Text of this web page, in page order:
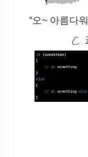
“오~ 아름다